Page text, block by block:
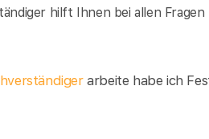
hilft Ihnen bei allen
arbeite habe ich